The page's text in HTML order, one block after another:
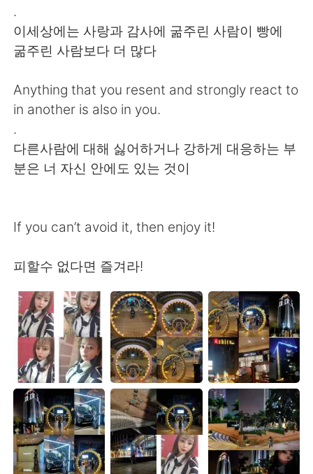
.
이세상에는 사랑과 감사에 굶주린 사람이 빵에
굶주린 사람보다 더 많다
Anything that you resent and strongly react to
in another is also in you.
.
다른사람에 대해 싫어하거나 강하게 대응하는 부
분은 너 자신 안에도 있는 것이
If you can’t avoid it, then enjoy it!
피할수 없다면 즐겨라!